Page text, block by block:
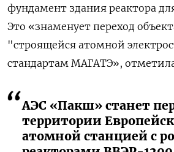
фундамент здания реактора
Это «знаменует переход
"строящейся атомной
стандартам МАГАТЭ»,
АЭС «Пакш» станет
территории
атомной станцией с